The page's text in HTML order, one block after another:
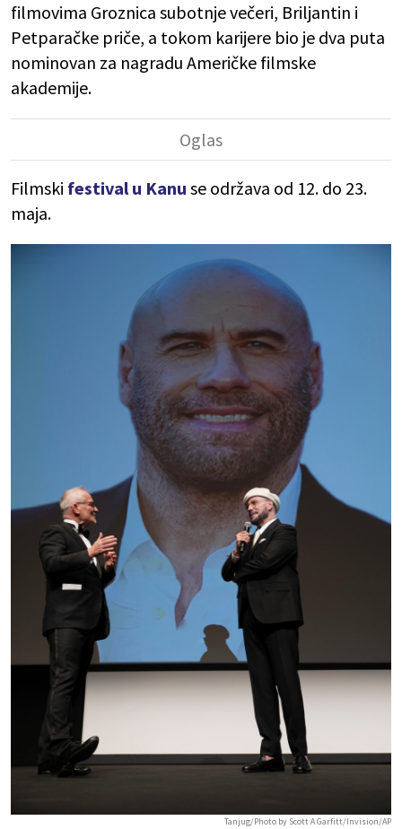
filmovima Groznica subotnje večeri, Briljantin i
Petparačke priče, a tokom karijere bio je dva puta
nominovan za nagradu Američke filmske
akademije.
Filmski festival u Kanu se održava od 12. do 23.
maja.
Tanjug/Photo by Scott A Garfitt/Invision/AP